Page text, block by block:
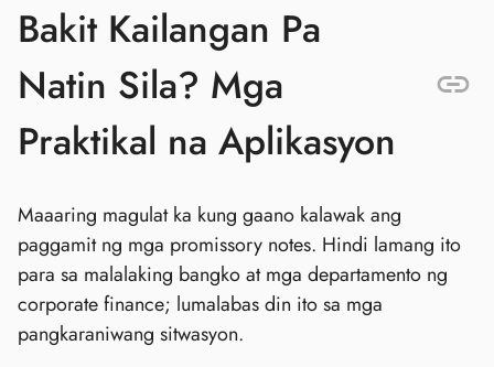
Bakit Kailangan Pa
Natin Sila? Mga
Praktikal na Aplikasyon
Maaaring magulat ka kung gaano kalawak ang
paggamit ng mga promissory notes. Hindi lamang ito
para sa malalaking bangko at mga departamento ng
corporate finance; lumalabas din ito sa mga
pangkaraniwang sitwasyon.